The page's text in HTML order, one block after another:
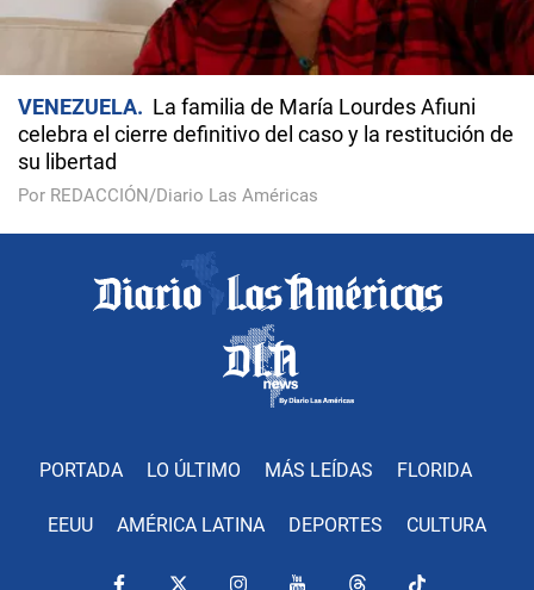
VENEZUELA
La familia de María Lourdes Afiuni
celebra el cierre definitivo del caso y la restitución de
su libertad
Por REDACCIÓN/Diario Las Américas
PORTADA LO ÚLTIMO MÁS LEÍDAS FLORIDA
EEUU AMÉRICA LATINA DEPORTES CULTURA